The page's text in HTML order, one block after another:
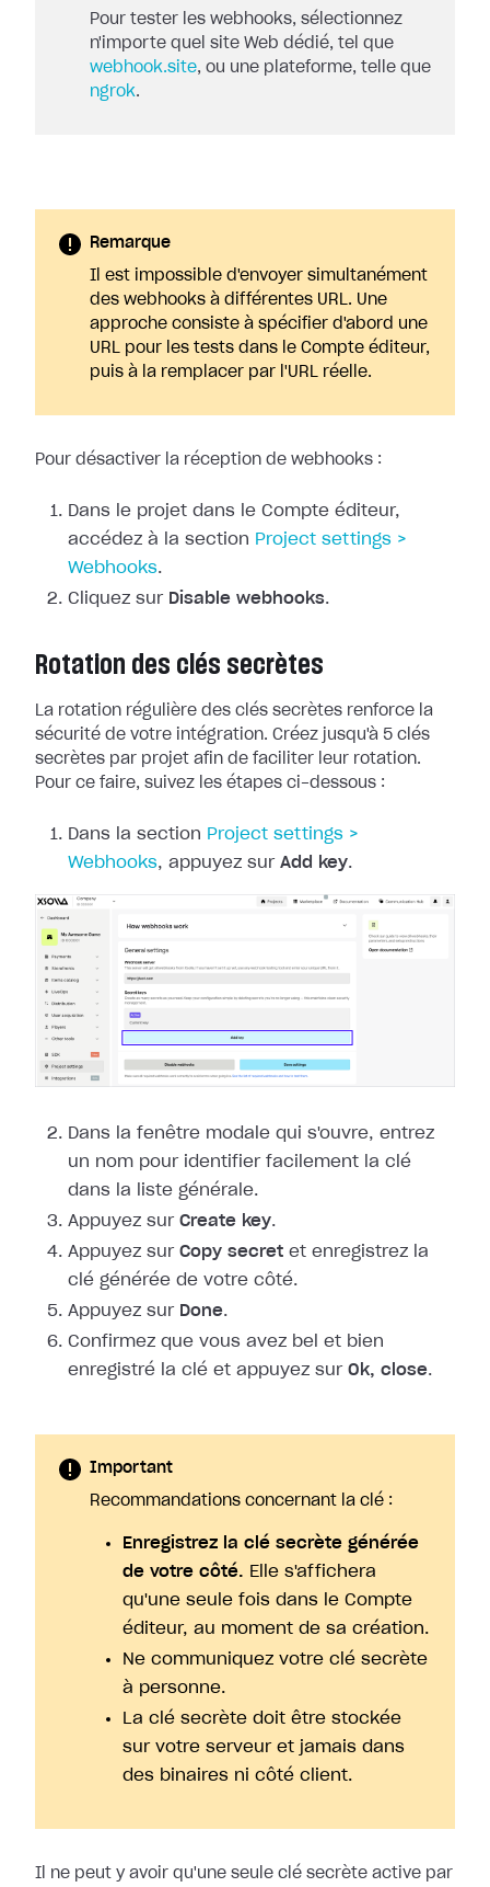
Pour tester les webhooks, sélectionnez
n'importe quel site Web dédié, tel que
webhook.site, ou une plateforme, telle que
ngrok.
Remarque
Il est impossible d'envoyer simultanément
des webhooks à différentes URL. Une
approche consiste à spécifier d'abord une
URL pour les tests dans le Compte éditeur,
puis à la remplacer par l'URL réelle.
Pour désactiver la réception de webhooks :
Dans le projet dans le Compte éditeur,
accédez à la section Project settings >
Webhooks.
Cliquez sur Disable webhooks.
Rotation des clés secrètes
La rotation régulière des clés secrètes renforce la
sécurité de votre
intégration. Créez jusqu'à 5 clés
secrètes par projet afin de faciliter leur rotation.
Pour ce faire, suivez les étapes ci-dessous :
Dans la section Project settings >
Webhooks, appuyez sur Add key.
Dans la fenêtre modale qui s'ouvre, entrez
un nom pour identifier facilement la clé
dans la liste générale.
Appuyez sur Create key.
Appuyez sur Copy secret et enregistrez la
clé générée de votre côté.
Appuyez sur Done.
Confirmez que vous avez bel et bien
enregistré la clé et appuyez sur Ok, close.
Important
Recommandations concernant la clé :
Enregistrez la clé secrète générée
de votre côté. Elle s'affichera
qu'une seule fois dans le Compte
éditeur, au moment de sa création.
Ne communiquez votre clé secrète
à personne.
La clé secrète doit être stockée
sur votre serveur et jamais dans
des binaires ni côté client.
Il ne peut y avoir qu'une seule clé secrète active par